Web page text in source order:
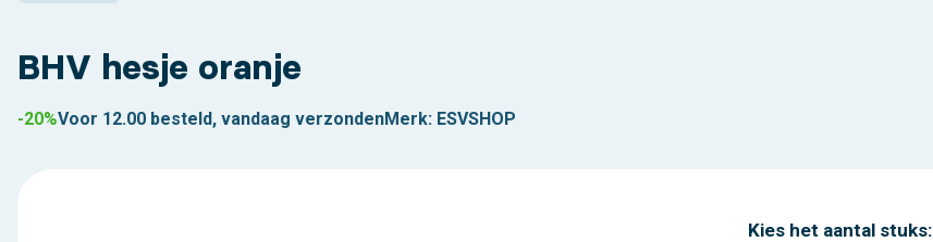
BHV hesje oranje
-20%Voor 12.00 besteld, vandaag verzondenMerk: ESVSHOP
Kies het aantal stuks: